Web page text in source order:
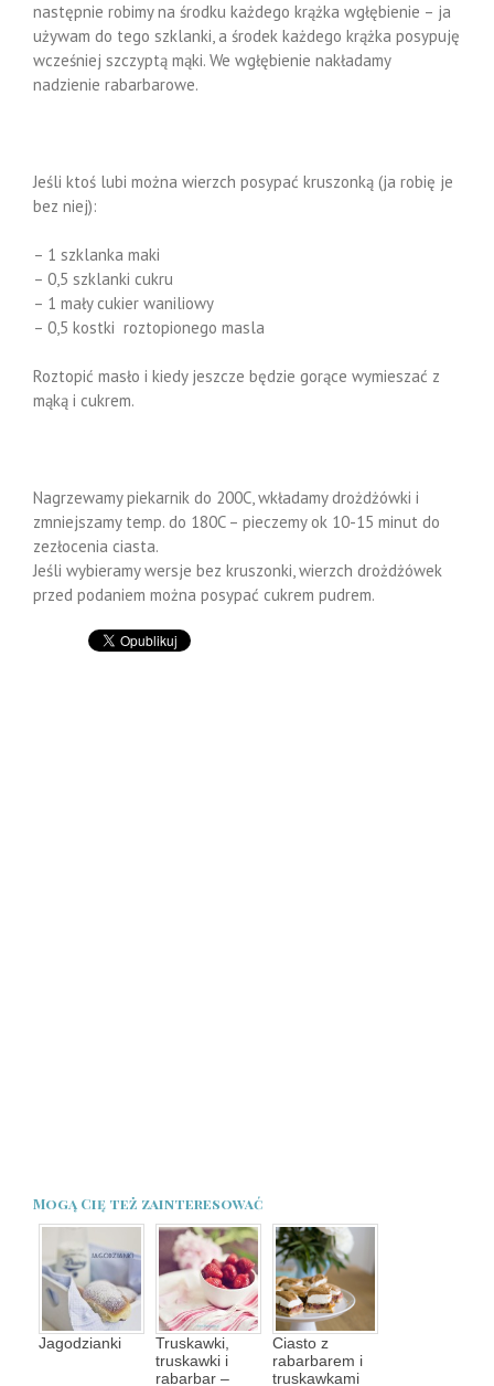
następnie robimy na środku każdego krążka wgłębienie – ja
używam do tego szklanki, a środek każdego krążka posypuję
wcześniej szczyptą mąki. We wgłębienie nakładamy
nadzienie rabarbarowe.
Jeśli ktoś lubi można wierzch posypać kruszonką (ja robię je
bez niej):
– 1 szklanka maki
– 0,5 szklanki cukru
– 1 mały cukier waniliowy
– 0,5 kostki roztopionego masla
Roztopić masło i kiedy jeszcze będzie gorące wymieszać z
mąką i cukrem.
Nagrzewamy piekarnik do 200C, wkładamy drożdżówki i
zmniejszamy temp. do 180C – pieczemy ok 10-15 minut do
zezłocenia ciasta.
Jeśli wybieramy wersje bez kruszonki, wierzch drożdżówek
przed podaniem można posypać cukrem pudrem.
Mogą Cię też zainteresować
Jagodzianki
Truskawki,
truskawki i
rabarbar –
Ciasto z
rabarbarem i
truskawkami